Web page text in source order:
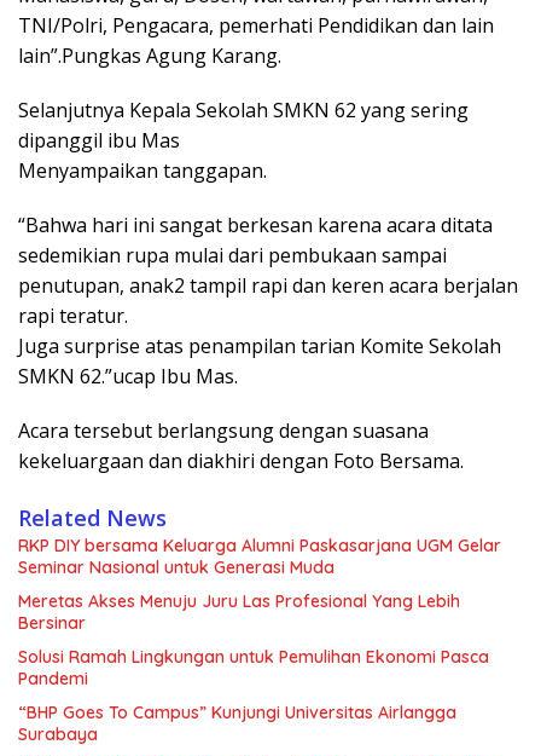
TNI/Polri, Pengacara, pemerhati Pendidikan dan lain
lain”.Pungkas Agung Karang.
Selanjutnya Kepala Sekolah SMKN 62 yang sering
dipanggil ibu Mas
Menyampaikan tanggapan.
“Bahwa hari ini sangat berkesan karena acara ditata
sedemikian rupa mulai dari pembukaan sampai
penutupan, anak2 tampil rapi dan keren acara berjalan
rapi teratur.
Juga surprise atas penampilan tarian Komite Sekolah
SMKN 62.”ucap Ibu Mas.
Acara tersebut berlangsung dengan suasana
kekeluargaan dan diakhiri dengan Foto Bersama.
Related News
RKP DIY bersama Keluarga Alumni Paskasarjana UGM Gelar
Seminar Nasional untuk Generasi Muda
Meretas Akses Menuju Juru Las Profesional Yang Lebih
Bersinar
Solusi Ramah Lingkungan untuk Pemulihan Ekonomi Pasca
Pandemi
“BHP Goes To Campus” Kunjungi Universitas Airlangga
Surabaya